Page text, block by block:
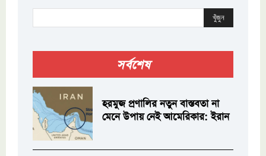
খুঁজুন
সর্বশেষ
হরমুজ প্রণালির নতুন বাস্তবতা না
মেনে উপায় নেই আমেরিকার: ইরান